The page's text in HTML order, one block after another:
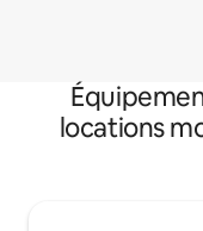
locations